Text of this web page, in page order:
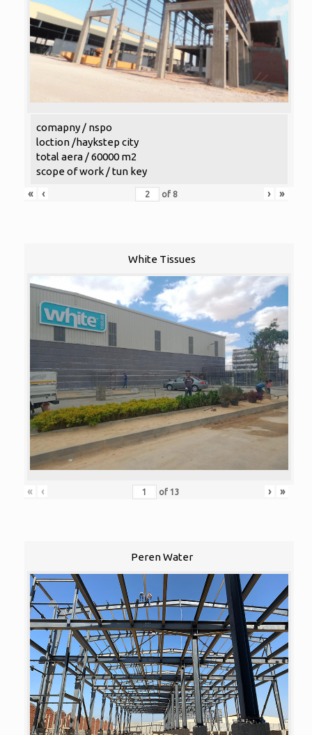
comapny / nspo
loction /haykstep city
total aera / 60000 m2
scope of work / tun key
«
‹ of 8 › »
White Tissues
« ‹ of 13 › »
Peren Water